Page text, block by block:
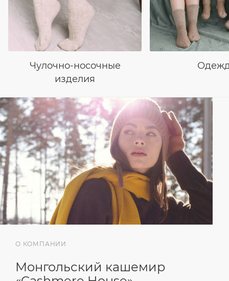
Чулочно-носочные
изделия
О КОМПАНИИ
Монгольский кашемир